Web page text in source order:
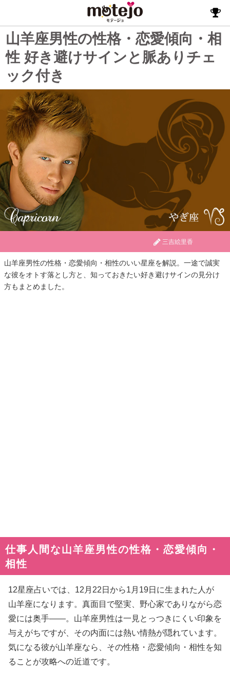
山羊座男性の性格・恋愛傾向・相
性 好き避けサインと脈ありチェ
ック付き
三吉絵里香
山羊座男性の性格・恋愛傾向・相性のいい星座を解説。一途で誠実
な彼をオトす落とし方と、知っておきたい好き避けサインの見分け
方もまとめました。
仕事人間な山羊座男性の性格・恋愛傾向・
相性
12星座占いでは、12月22日から1月19日に生まれた人が
山羊座になります。真面目で堅実、野心家でありながら恋
愛には奥手――。山羊座男性は一見とっつきにくい印象を
与えがちですが、その内面には熱い情熱が隠れています。
気になる彼が山羊座なら、その性格・恋愛傾向・相性を知
ることが攻略への近道です。